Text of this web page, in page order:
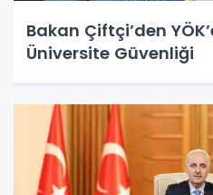
Bakan Çiftçi’den
Üniversite Güvenliği